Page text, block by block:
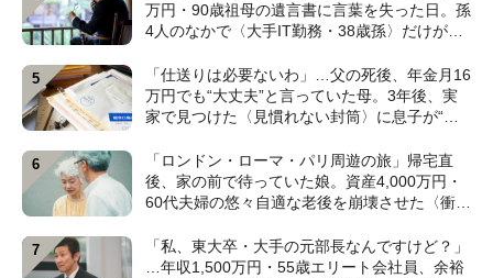
万円・90歳祖母の遺言書に言葉を失った日。孫
4人のなかで〈大手IT勤務・38歳孫〉だけが遺
「仕送りは必要ないわ」…父の死後、年金月16
万円でも“大丈夫”と言っていた母。3年後、実
家で見つけた〈見慣れない封筒〉に息子が“思
「ロンドン・ローマ・パリ周遊の旅」帰宅直
後、家の前で待っていた娘。資産4,000万円・
60代夫婦の悠々自適な老後を崩壊させた〈衝撃
「私、東大卒・大手の元部長なんですけど？」
…年収1,500万円・55歳エリート会社員、余裕